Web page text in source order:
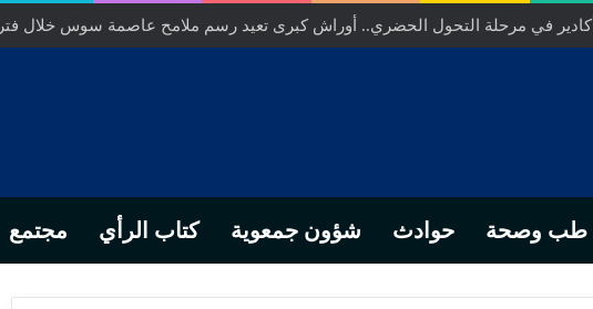
السيد الحسين مخلص… من التدبير المحلي إلى رهانات التشريع وبصمة رجل أعمال ناجح
طب وصحة حوادث شؤون جمعوية كتاب الرأي مجتمع